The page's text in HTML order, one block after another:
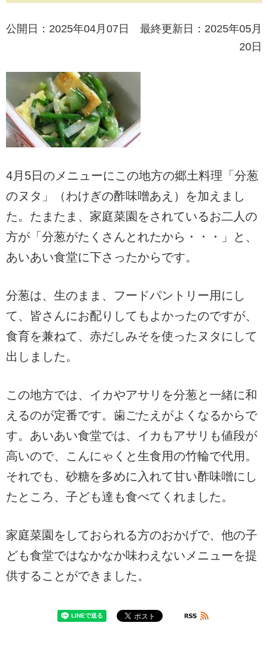
公開日：2025年04月07日 最終更新日：2025年05月
20日
4月5日のメニューにこの地方の郷土料理「分葱
のヌタ」（わけぎの酢味噌あえ）を加えまし
た。たまたま、家庭菜園をされているお二人の
方が「分葱がたくさんとれたから・・・」と、
あいあい食堂に下さったからです。
分葱は、生のまま、フードパントリー用にし
て、皆さんにお配りしてもよかったのですが、
食育を兼ねて、赤だしみそを使ったヌタにして
出しました。
この地方では、イカやアサリを分葱と一緒に和
えるのが定番です。歯ごたえがよくなるからで
す。あいあい食堂では、イカもアサリも値段が
高いので、こんにゃくと生食用の竹輪で代用。
それでも、砂糖を多めに入れて甘い酢味噌にし
たところ、子ども達も食べてくれました。
家庭菜園をしておられる方のおかげで、他の子
ども食堂ではなかなか味わえないメニューを提
供することができました。